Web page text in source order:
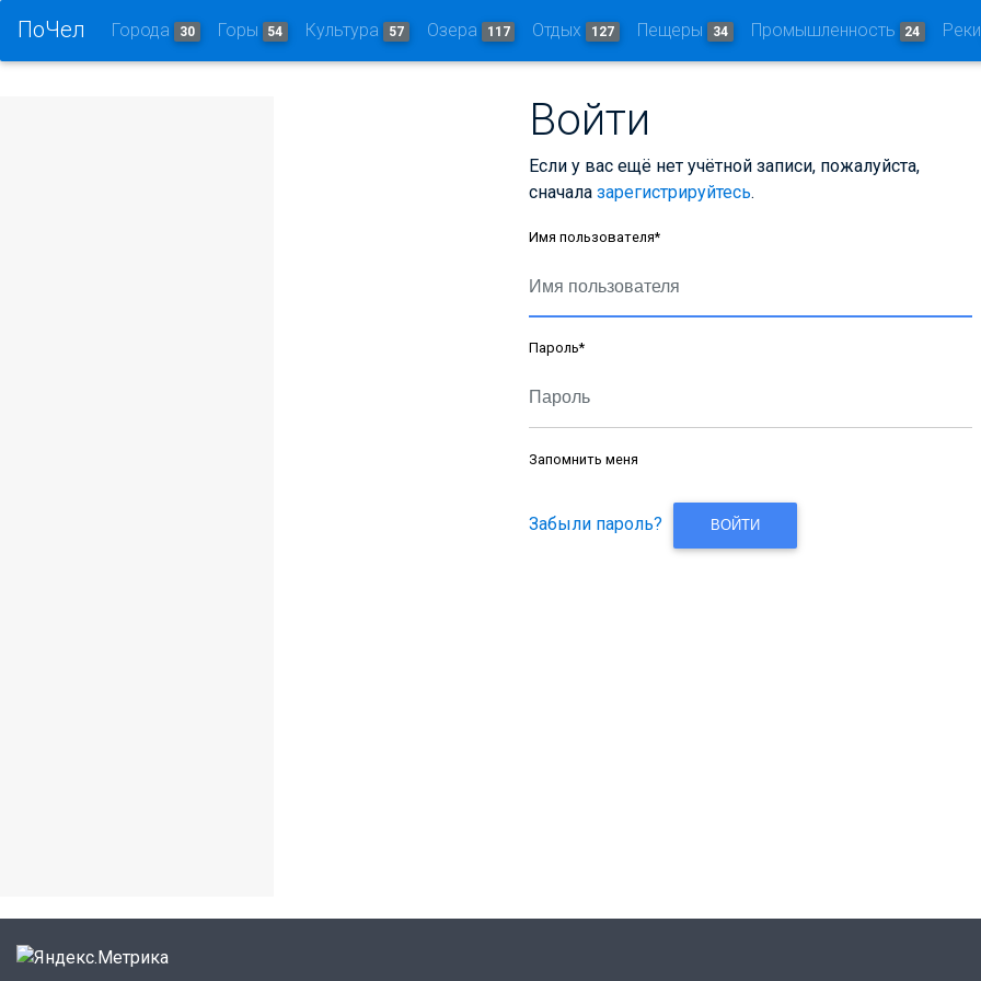
ПоЧел Города 30 Горы 54 Культура 57 Озера 117 Отдых 127 Пещеры 34 Промышленность 24
Войти
Если у вас ещё нет учётной записи, пожалуйста,
сначала зарегистрируйтесь.
Имя пользователя*
Пароль*
Запомнить меня
Забыли пароль? ВОЙТИ